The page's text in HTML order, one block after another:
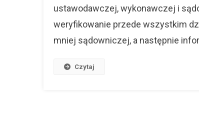
ustawodawczej, wykonawczej i
weryfikowanie przede wszystkim
mniej sądowniczej, a następnie
Czytaj